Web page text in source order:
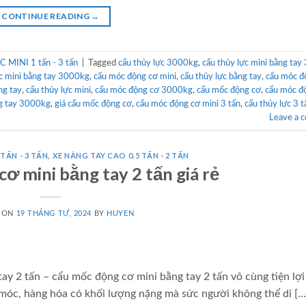
CONTINUE READING →
MINI 1 tấn - 3 tấn Tagged cẩu thủy lực 3000kg, cẩu thủy lực mini bằng tay
mini bằng tay 3000kg, cẩu móc động cơ mini, cẩu thủy lực bằng tay, cẩu móc
tay, cẩu thủy lực mini, cẩu móc động cơ 3000kg, cẩu mốc động cơ, cẩu móc
tay 3000kg, giá cẩu mốc động cơ, cẩu móc động cơ mini 3 tấn, cẩu thủy lực 3
Leave a
- 3 TẤN XE NÂNG TAY CAO 0.5 TẤN - 2 TẤN
mini bằng tay 2 tấn giá rẻ
19 THÁNG TƯ, 2024 BY HUYEN
2 tấn – cẩu mốc động cơ mini bằng tay 2 tấn vô cùng tiện
hàng hóa có khối lượng nặng mà sức người không thể di